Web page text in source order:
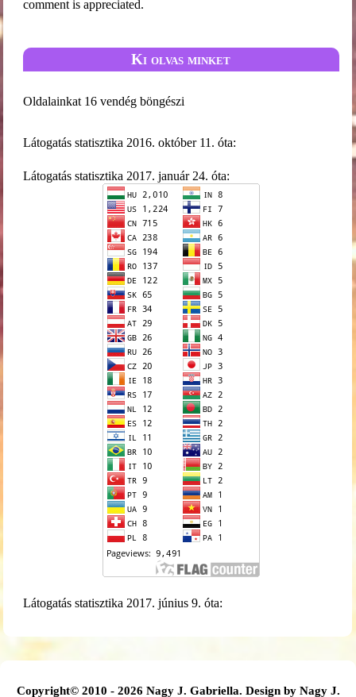
comment is appreciated.
Ki olvas minket
Oldalainkat 16 vendég böngészi
Látogatás statisztika 2016. október 11. óta:
Látogatás statisztika 2017. január 24. óta:
Látogatás statisztika 2017. június 9. óta:
Copyright© 2010 - 2026 Nagy J. Gabriella. Design by Nagy J.